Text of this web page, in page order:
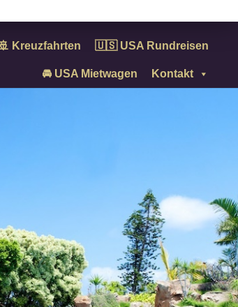
Kreuzfahrten 🇺🇸 USA Rundreisen
🚘 USA Mietwagen Kontakt